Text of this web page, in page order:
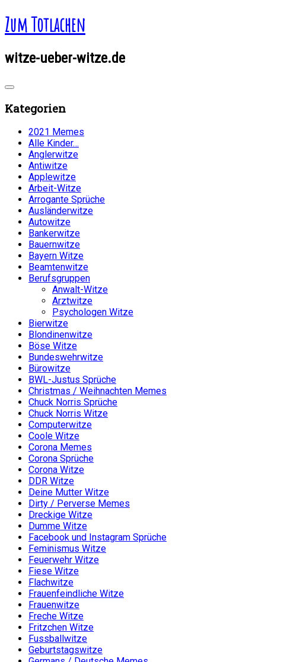
Zum Totlachen
witze-ueber-witze.de
Kategorien
2021 Memes
Alle Kinder…
Anglerwitze
Antiwitze
Applewitze
Arbeit-Witze
Arrogante Sprüche
Ausländerwitze
Autowitze
Bankerwitze
Bauernwitze
Bayern Witze
Beamtenwitze
Berufsgruppen
Anwalt-Witze
Arztwitze
Psychologen Witze
Bierwitze
Blondinenwitze
Böse Witze
Bundeswehrwitze
Bürowitze
BWL-Justus Sprüche
Christmas / Weihnachten Memes
Chuck Norris Sprüche
Chuck Norris Witze
Computerwitze
Coole Witze
Corona Memes
Corona Sprüche
Corona Witze
DDR Witze
Deine Mutter Witze
Dirty / Perverse Memes
Dreckige Witze
Dumme Witze
Facebook und Instagram Sprüche
Feminismus Witze
Feuerwehr Witze
Fiese Witze
Flachwitze
Frauenfeindliche Witze
Frauenwitze
Freche Witze
Fritzchen Witze
Fussballwitze
Geburtstagswitze